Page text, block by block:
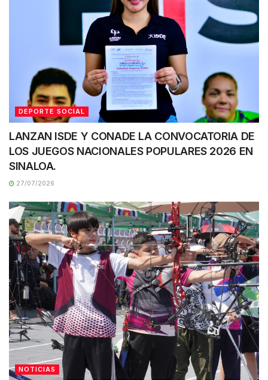
DEPORTE SOCIAL
LANZAN ISDE Y CONADE LA CONVOCATORIA DE
LOS JUEGOS NACIONALES POPULARES 2026 EN
SINALOA.
27/07/2026
NOTICIAS